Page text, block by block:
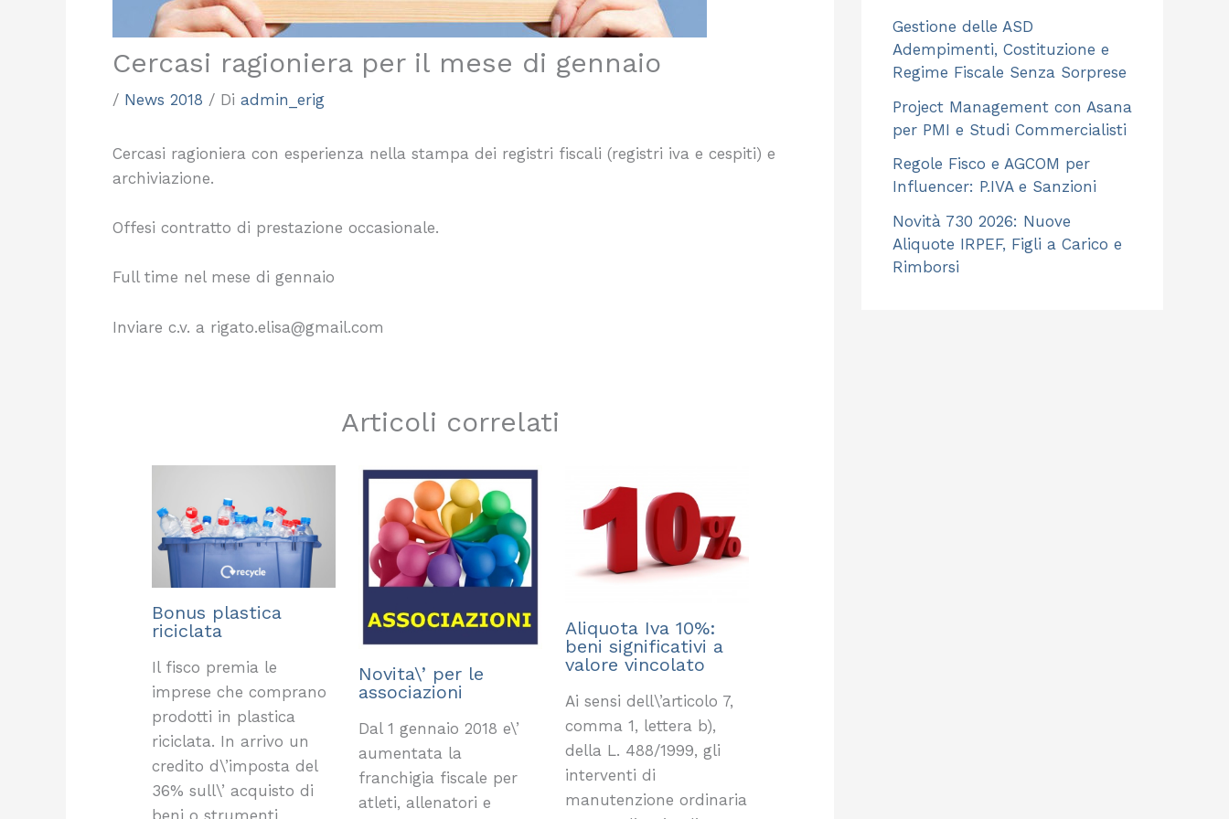
Cercasi ragioniera per il mese di gennaio
/ News 2018 / Di admin_erig
Cercasi ragioniera con esperienza nella stampa dei registri fiscali (registri iva e cespiti) e
archiviazione.
Offesi contratto di prestazione occasionale.
Full time nel mese di gennaio
Inviare c.v. a rigato.elisa@gmail.com
Articoli correlati
Bonus plastica
riciclata
Il fisco premia le
imprese che comprano
prodotti in plastica
riciclata. In arrivo un
credito d\’imposta del
36% sull\’ acquisto di
Novita\’ per le
associazioni
Dal 1 gennaio 2018 e\’
aumentata la
franchigia fiscale per
atleti, allenatori e
Aliquota Iva 10%:
beni significativi a
valore vincolato
Ai sensi dell\’articolo 7,
comma 1, lettera b),
della L. 488/1999, gli
interventi di
manutenzione ordinaria
Gestione delle ASD
Adempimenti, Costituzione e
Regime Fiscale Senza Sorprese
Project Management con Asana
per PMI e Studi Commercialisti
Regole Fisco e AGCOM per
Influencer: P.IVA e Sanzioni
Novità 730 2026: Nuove
Aliquote IRPEF, Figli a Carico e
Rimborsi